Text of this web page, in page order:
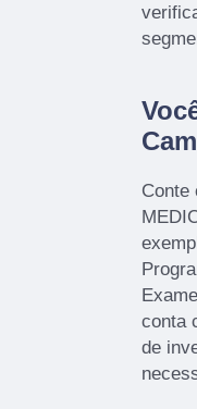
Conte
conta
de